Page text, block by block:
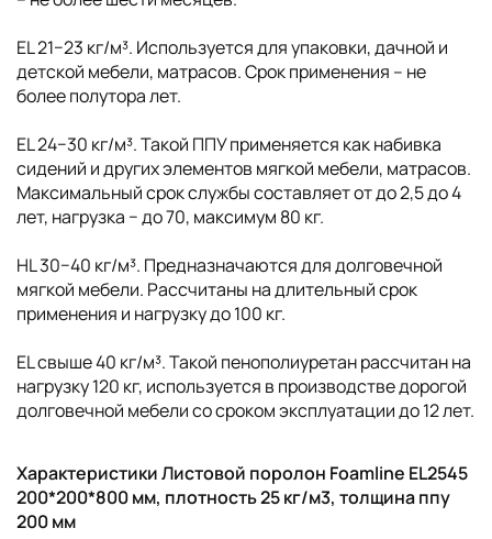
EL 21−23 кг/м³. Используется для упаковки, дачной и
детской мебели, матрасов. Срок применения – не
более полутора лет.
EL 24−30 кг/м³. Такой ППУ применяется как набивка
сидений и других элементов мягкой мебели, матрасов.
Максимальный срок службы составляет от до 2,5 до 4
лет, нагрузка − до 70, максимум 80 кг.
HL 30−40 кг/м³. Предназначаются для долговечной
мягкой мебели. Рассчитаны на длительный срок
применения и нагрузку до 100 кг.
EL свыше 40 кг/м³. Такой пенополиуретан рассчитан на
нагрузку 120 кг, используется в производстве дорогой
долговечной мебели со сроком эксплуатации до 12 лет.
Характеристики Листовой поролон Foamline EL2545
200*200*800 мм, плотность 25 кг/м3, толщина ппу
200 мм